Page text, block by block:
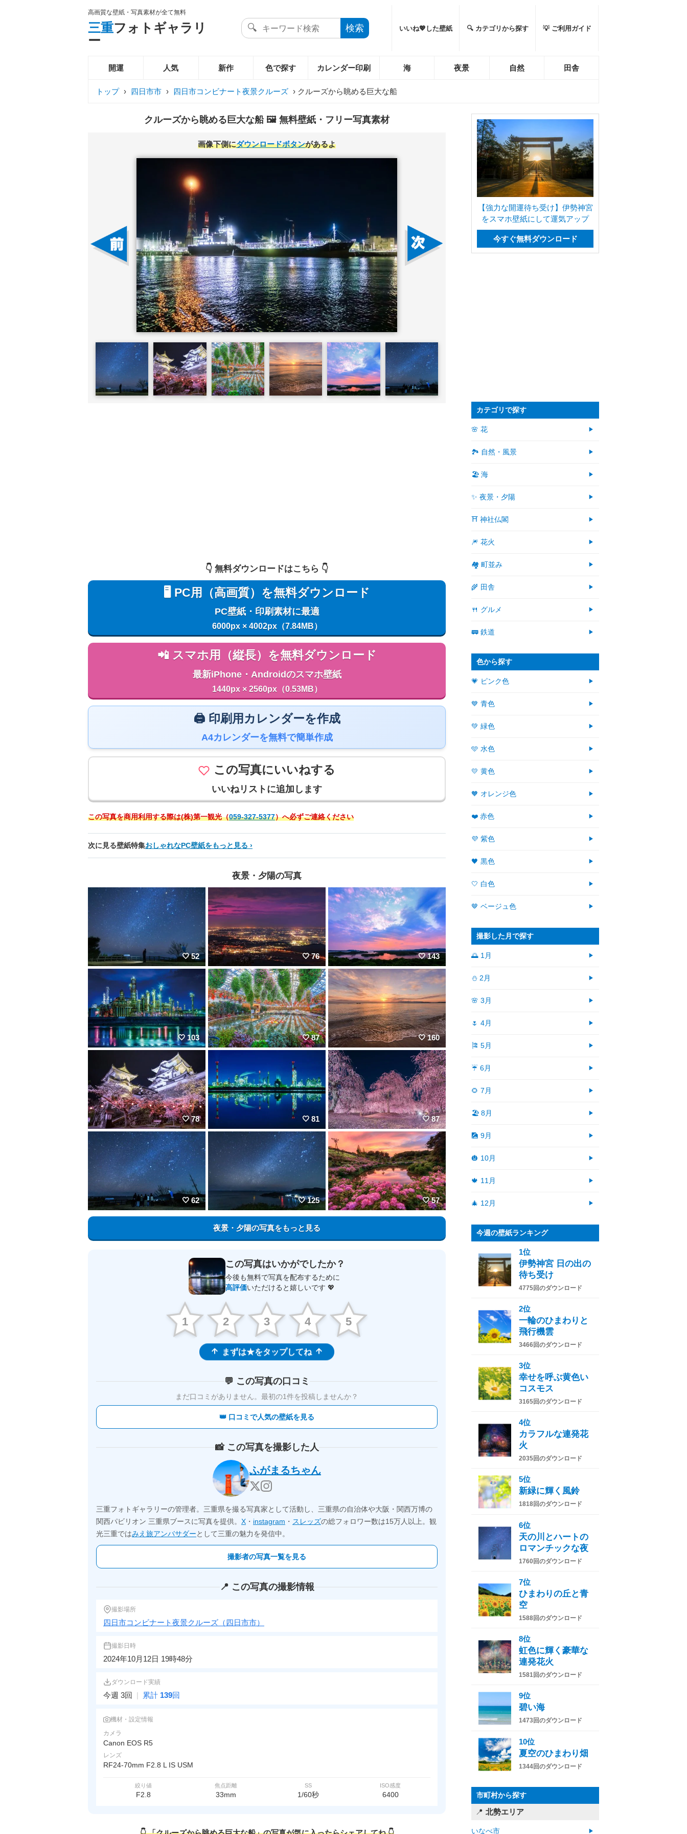
高画質な壁紙・写真素材が全て無料
三重フォトギャラリ
ー
いいね💖した壁紙 🔍 カテゴリから探す 💡 ご利用ガイド
開運 人気 新作 色で探す カレンダー印刷 海 夜景 自然 田舎
トップ › 四日市市 › 四日市コンビナート夜景クルーズ › クルーズから眺める巨大な船
クルーズから眺める巨大な船 🖼️ 無料壁紙・フリー写真素材
画像下側にダウンロードボタンがあるよ
👇️ 無料ダウンロードはこちら 👇️
🖥️ PC用（高画質）を無料ダウンロード
PC壁紙・印刷素材に最適
6000px × 4002px（7.84MB）
📲 スマホ用（縦長）を無料ダウンロード
最新iPhone・Androidのスマホ壁紙
1440px × 2560px（0.53MB）
🖨️ 印刷用カレンダーを作成
A4カレンダーを無料で簡単作成
この写真にいいねする
いいねリストに追加します
この写真を商用利用する際は(株)第一観光（059-327-5377）へ必ずご連絡ください
次に見る壁紙特集おしゃれなPC壁紙をもっと見る
夜景・夕陽の写真
52 76 143
103 87 160
78 81 87
62 125 57
夜景・夕陽の写真をもっと見る
この写真はいかがでしたか？
今後も無料で写真を配布するために
高評価いただけると嬉しいです 💖
1 2 3 4 5
まずは★をタップしてね
💬 この写真の口コミ
まだ口コミがありません。 最初の1件を投稿しませんか？
👑 口コミで人気の壁紙を見る
📸 この写真を撮影した人
ふがまるちゃん
三重フォトギャラリーの管理者。三重県を撮る写真家として活動し、三重県の自治体や大阪・関西万博の
関西パビリオン 三重県ブースに写真を提供。 X ・ instagram ・ スレッズの総フォロワー数は15万人以上。観
光三重ではみえ旅アンバサダーとして三重の魅力を発信中。
撮影者の写真一覧を見る
📍 この写真の撮影情報
撮影場所
四日市コンビナート夜景クルーズ（四日市市）
撮影日時
2024年10月12日 19時48分
ダウンロード実績
今週 3回 | 累計 139回
機材・設定情報
カメラ
Canon EOS R5
レンズ
RF24-70mm F2.8 L IS USM
絞り値
F2.8
焦点距離
33mm
SS
1/60秒
ISO感度
6400
【強力な開運待ち受け】伊勢神宮
をスマホ壁紙にして運気アップ
今すぐ無料ダウンロード
カテゴリで探す
🌸 花
🏞️ 自然・風景
🏖 海
✨ 夜景・夕陽
⛩ 神社仏閣
🎆 花火
🏘 町並み
🌾 田舎
🍴 グルメ
🚃 鉄道
色から探す
💗 ピンク色
💙 青色
💚 緑色
🩵 水色
💛 黄色
🧡 オレンジ色
❤️ 赤色
💜 紫色
🖤 黒色
🤍 白色
🤎 ベージュ色
撮影した月で探す
🌅 1月
⛄ 2月
🌸 3月
🌷 4月
🎏 5月
☔ 6月
🌻 7月
🏖 8月
🎑 9月
🎃 10月
🍁 11月
🎄 12月
今週の壁紙ランキング
1位
伊勢神宮 日の出の
待ち受け
4775回のダウンロード
2位
一輪のひまわりと
飛行機雲
3466回のダウンロード
3位
幸せを呼ぶ黄色い
コスモス
3165回のダウンロード
4位
カラフルな連発花
火
2035回のダウンロード
5位
新緑に輝く風鈴
1818回のダウンロード
6位
天の川とハートの
ロマンチックな夜
1760回のダウンロード
7位
ひまわりの丘と青
空
1588回のダウンロード
8位
虹色に輝く豪華な
連発花火
1581回のダウンロード
9位
碧い海
1473回のダウンロード
10位
夏空のひまわり畑
1344回のダウンロード
市町村から探す
北勢エリア
いなべ市